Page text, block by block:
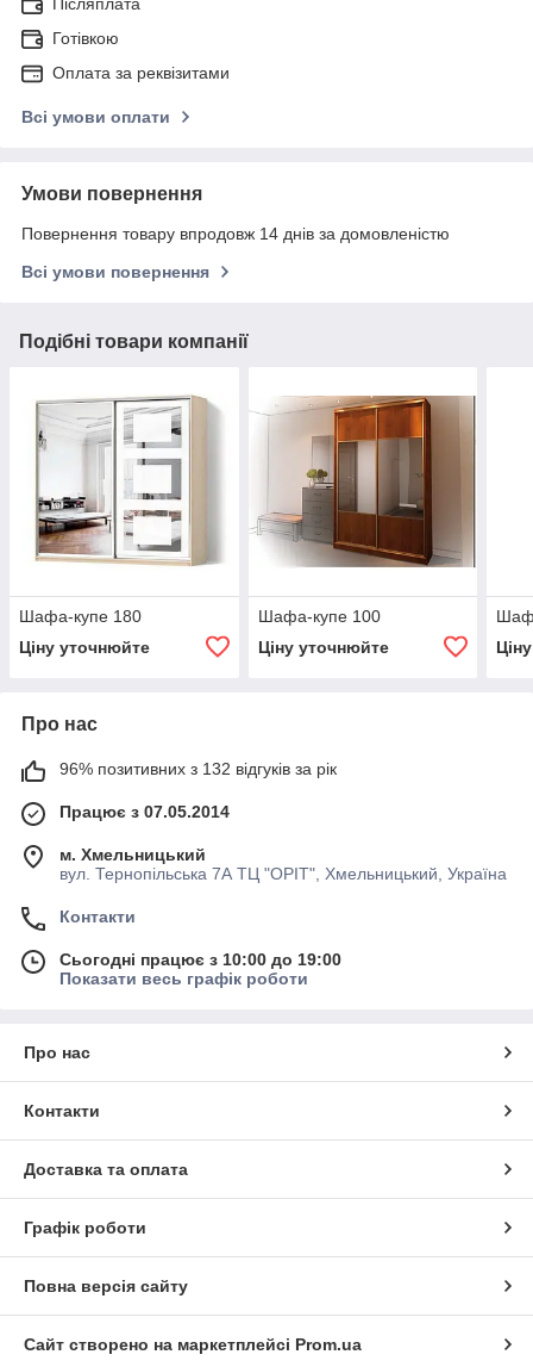
Готівкою
Оплата за реквізитами
Всі умови оплати
Умови повернення
Повернення товару впродовж 14 днів за домовленістю
Всі умови повернення
Подібні товари компанії
Шафа-купе 180
Ціну уточнюйте
Шафа-купе 100
Ціну уточнюйте
Про нас
96% позитивних з 132 відгуків за рік
Працює з 07.05.2014
м. Хмельницький
вул. Тернопільська 7А ТЦ "ОРІТ", Хмельницький, Україна
Контакти
Сьогодні працює з 10:00 до 19:00
Показати весь графік роботи
Про нас
Контакти
Доставка та оплата
Графік роботи
Повна версія сайту
Сайт створено на маркетплейсі Prom.ua